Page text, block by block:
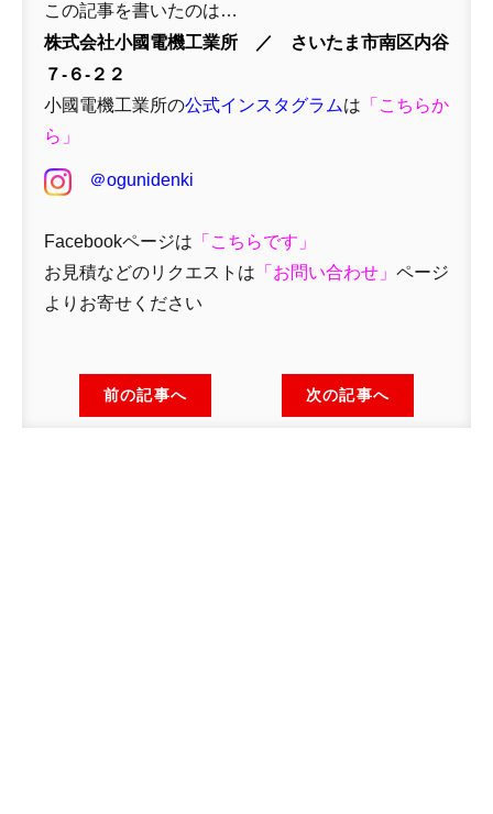
この記事を書いたのは…
株式会社小國電機工業所 ／ さいたま市南区内谷
７-６-２２
小國電機工業所の公式インスタグラムは 「 こちらか
ら」
＠ogunidenki
Facebookページは 「 こちらです」
お見積などのリクエストは 「 お問い合わせ 」 ページ
よりお寄せください
前の記事へ 次の記事へ